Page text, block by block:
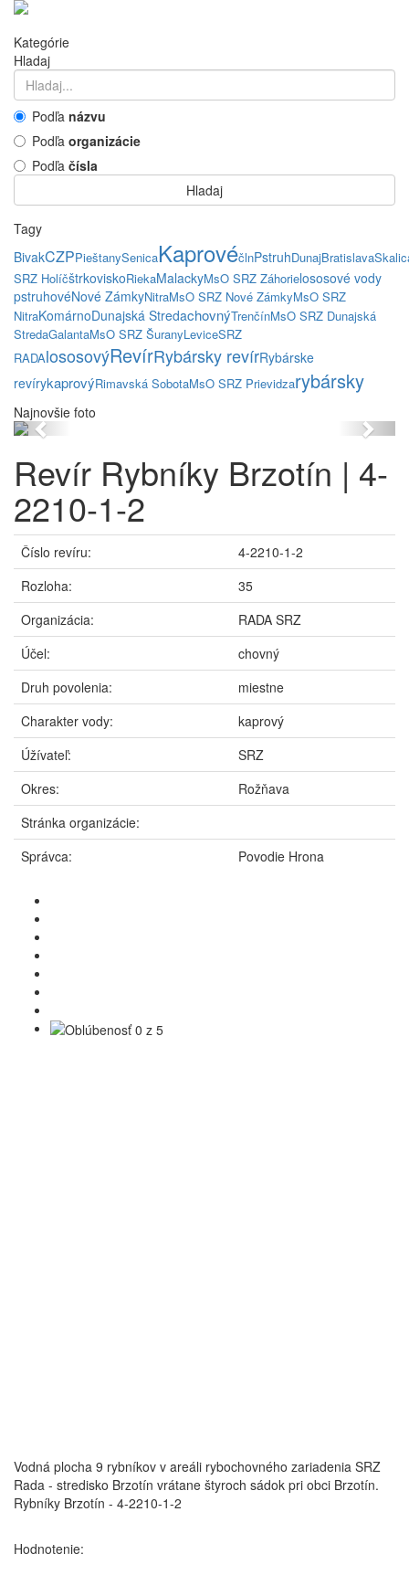
Kategórie
Hladaj
Podľa názvu
Podľa organizácie
Podľa čísla
Hladaj
Tagy
BivakCZPPieštanySenicaKaprovéčlnPstruhDunajBratislava
SRZ HolíčštrkoviskoRiekaMalackyMsO SRZ Záhorielososové vody
pstruhovéNové ZámkyNitraMsO SRZ Nové ZámkyMsO SRZ
NitraKomárnoDunajská StredachovnýTrenčínMsO SRZ Dunajská
StredaGalantaMsO SRZ ŠuranyLeviceSRZ
RADAlososovýRevírRybársky revírRybárske
revírykaprovýRimavská SobotaMsO SRZ Prievidzarybársky
Najnovšie foto
Previous Next
Revír Rybníky Brzotín | 4-
2210-1-2
Číslo revíru:
4-2210-1-2
Rozloha:
35
Organizácia:
RADA SRZ
Účel:
chovný
Druh povolenia:
miestne
Charakter vody:
kaprový
Úžívateľ:
SRZ
Okres:
Rožňava
Stránka organizácie:
Správca:
Povodie Hrona
Vodná plocha 9 rybníkov v areáli rybochovného zariadenia SRZ
Rada - stredisko Brzotín vrátane štyroch sádok pri obci Brzotín.
Rybníky Brzotín - 4-2210-1-2
Hodnotenie: